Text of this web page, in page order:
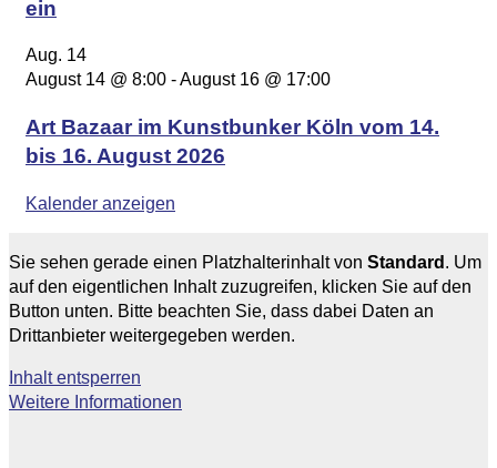
ein
Aug. 14
August 14 @ 8:00 -August 16 @ 17:00
Art Bazaar im Kunstbunker Köln vom 14.
bis 16. August 2026
Kalender anzeigen
Sie sehen gerade einen Platzhalterinhalt von Standard . Um
auf den eigentlichen Inhalt zuzugreifen, klicken Sie auf den
Button unten. Bitte beachten Sie, dass dabei Daten an
Drittanbieter weitergegeben werden.
Inhalt entsperren
Weitere Informationen